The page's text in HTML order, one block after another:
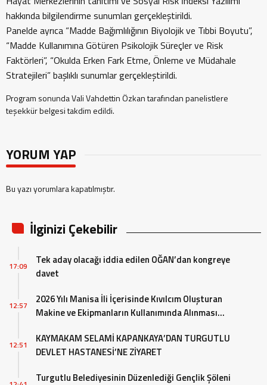
hakkında bilgilendirme sunumları gerçekleştirildi.
Panelde ayrıca “Madde Bağımlılığının Biyolojik ve Tıbbi Boyutu”,
“Madde Kullanımına Götüren Psikolojik Süreçler ve Risk
Faktörleri”, “Okulda Erken Fark Etme, Önleme ve Müdahale
Stratejileri” başlıklı sunumlar gerçekleştirildi.
Program sonunda Vali Vahdettin Özkan tarafından panelistlere
teşekkür belgesi takdim edildi.
YORUM YAP
Bu yazı yorumlara kapatılmıştır.
İlginizi Çekebilir
Tek aday olacağı iddia edilen OĞAN’dan kongreye
davet
17:09
2026 Yılı Manisa İli İçerisinde Kıvılcım Oluşturan
Makine ve Ekipmanların Kullanımında Alınması
12:57
KAYMAKAM SELAMİ KAPANKAYA’DAN TURGUTLU
DEVLET HASTANESİ’NE ZİYARET
12:51
Turgutlu Belediyesinin Düzenlediği Gençlik Şöleni